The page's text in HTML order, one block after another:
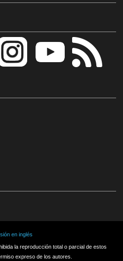
en inglés
la reproducción total o parcial de estos
expreso de los autores.